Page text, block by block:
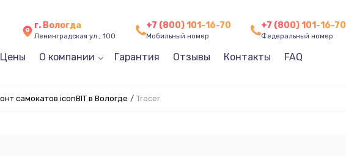
г. Вологда
Ленинградская ул., 100
+7 (800) 101-16-70
Мобильный номер
+7 (800) 101-16-70
Федеральный номер
Цены О компании Гарантия Отзывы Контакты FAQ
самокатов iconBIT в Вологде / Tracer